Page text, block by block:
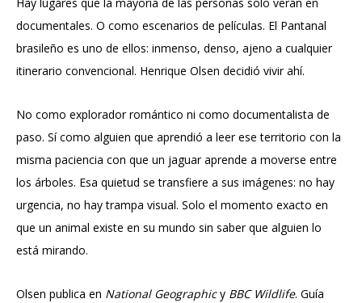
Hay lugares que la mayoría de las personas solo verán en
documentales. O como escenarios de películas. El Pantanal
brasileño es uno de ellos: inmenso, denso, ajeno a cualquier
itinerario convencional. Henrique Olsen decidió vivir ahí.
No como explorador romántico ni como documentalista de
paso. Sí como alguien que aprendió a leer ese territorio con la
misma paciencia con que un jaguar aprende a moverse entre
los árboles. Esa quietud se transfiere a sus imágenes: no hay
urgencia, no hay trampa visual. Solo el momento exacto en
que un animal existe en su mundo sin saber que alguien lo
está mirando.
Olsen publica en National Geographicy BBC Wildlife. Guía